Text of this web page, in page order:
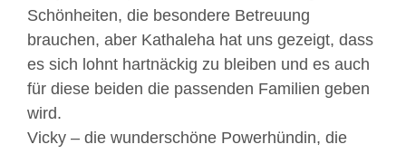
Schönheiten, die besondere Betreuung
brauchen, aber Kathaleha hat uns gezeigt, dass
es sich lohnt hartnäckig zu bleiben und es auch
für diese beiden die passenden Familien geben
wird.
Vicky – die wunderschöne Powerhündin, die